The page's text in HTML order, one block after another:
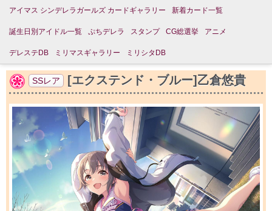
アイマス シンデレラガールズ カードギャラリー 新着カード一覧
誕生日別アイドル一覧 ぷちデレラ スタンプ CG総選挙 アニメ
デレステDB ミリマスギャラリー ミリシタDB
SSレア [エクステンド・ブルー]乙倉悠貴